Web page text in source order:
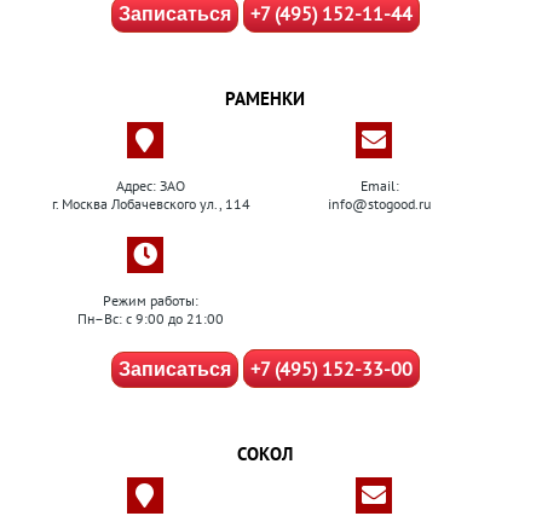
Записаться +7 (495) 152-11-44
РАМЕНКИ
Адрес: ЗАО
г. Москва Лобачевского ул., 114
Email:
info@stogood.ru
Режим работы:
Пн–Вс: с 9:00 до 21:00
Записаться +7 (495) 152-33-00
СОКОЛ